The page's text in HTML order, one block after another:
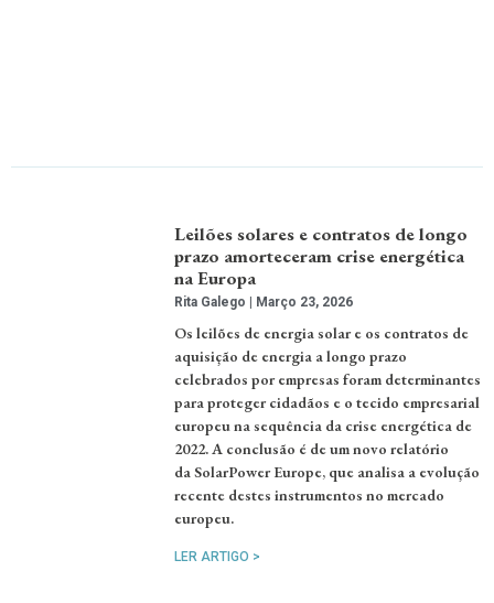
Leilões solares e contratos de longo
prazo amorteceram crise energética
na Europa
Rita Galego Março 23, 2026
Os leilões de energia solar e os contratos de
aquisição de energia a longo prazo
celebrados por empresas foram determinantes
para proteger cidadãos e o tecido empresarial
europeu na sequência da crise energética de
2022. A conclusão é de um novo relatório
da SolarPower Europe, que analisa a evolução
recente destes instrumentos no mercado
europeu.
LER ARTIGO >